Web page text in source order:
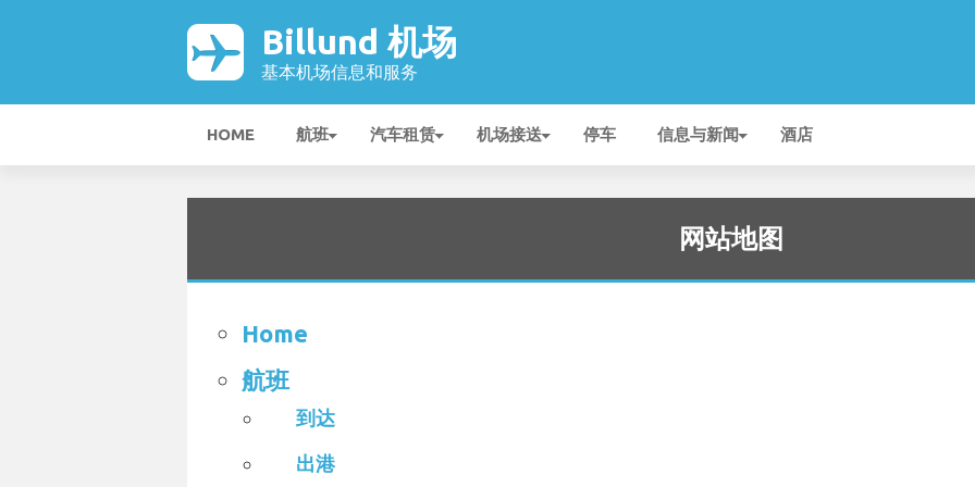
Billund 机场
基本机场信息和服务
HOME 航班 汽车租赁 机场接送 停车 信息与新闻 酒店
网站地图
Home
航班
到达
出港